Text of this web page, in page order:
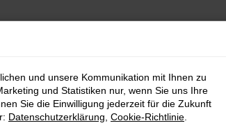
und unsere Kommunikation mit Ihnen zu
und Statistiken nur, wenn Sie uns Ihre
Sie die Einwilligung jederzeit für die Zukunft
Datenschutzerklärung Cookie-Richtlinie